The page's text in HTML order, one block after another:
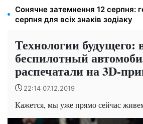
Сонячне затемнення 12 серпня:
серпня для всіх знаків зодіаку
Технологии будущего:
беспилотный
распечатали на 3D-
22:14 07.12.2019
Кажется, мы уже прямо сейчас